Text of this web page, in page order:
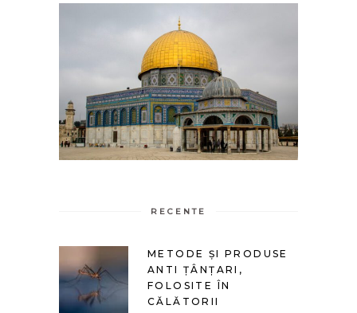
RECENTE
METODE ȘI PRODUSE
ANTI ȚÂNȚARI,
FOLOSITE ÎN
CĂLĂTORII